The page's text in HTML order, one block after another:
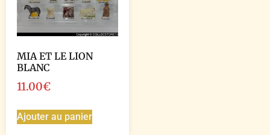
MIA ET LE LION
BLANC
11.00€
Ajouter au panier